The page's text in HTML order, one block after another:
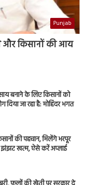
Punjab
और किसानों की आय
बनाने के लिए किसानों को
दिया जा रहा है: मोहिंदर भगत
की पहचान, मिलेंगे भरपूर
झंझट खत्म, ऐसे करें अप्लाई